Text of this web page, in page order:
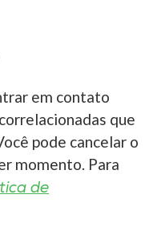
em contato
que
pode cancelar o
momento. Para
de